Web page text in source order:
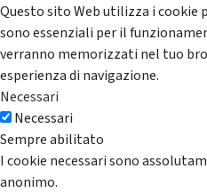
Questo sito Web utilizza i cookie
sono essenziali per il
verranno memorizzati nel tuo
esperienza di navigazione.
Necessari
Necessari
Sempre abilitato
I cookie necessari sono
anonimo.